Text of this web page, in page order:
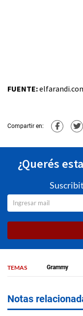
FUENTE:
Compartir en:
¿Querés
TEMAS Grammy
Notas